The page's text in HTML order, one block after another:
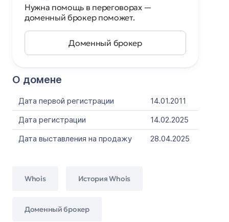
О домене
Дата первой регистрации
14.01.2011
Дата регистрации
14.02.2025
Дата выставления на продажу
28.04.2025
Whois История Whois
Доменный брокер
Нужна помощь в переговорах —
доменный брокер поможет.
Доменный брокер